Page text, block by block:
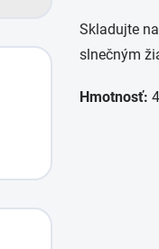
Skladujte
slnečným
Hmotnosť: